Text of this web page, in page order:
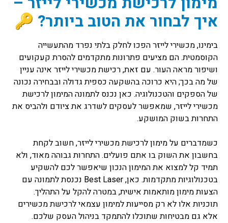
איך לבחור את הטוב ביותר? 🔑
בימינו, מכשירי לייזר הפכו לחלק בלתי נפרד מהתעשייה
הקוסמטית. הם מציעים פתרונות מתקדמים להסרת קעקועים
ושיפור מראה העור. עם זאת, רכישת מכשירי לייזר אינה עניין
של מה בכך; היא כרוכה בהשקעה כספית גדולה ובבחירה נכונה
של הספקים והטכנולוגיה. כאן נכנס לתמונה המימון לרכישת
מכשירי לייזר, שמאפשר לעסקים לשדרג את ציודם ולהביס את
התחרות בשוק המושקע.
כשמדברים על מימון לרכישת מכשירי לייזר, חשוב לקחת
בחשבון את השוק בו אתם פועלים. התחרות גבוהה מאוד, ולא
תמיד קל למצוא את המימון הנכון שיאפשר לכם להשקיע
בטכנולוגיות מתקדמות. כאן, Best Laser נכנסת לתמונה עם
הצעות מימון מותאמות אישית, במטרה להקל על התהליך.
תוכניות אלו לא רק מסייעות למימון עצמאי לרכישת מכשירים
אלא גם מבטיחות שתוכלו להתמקד בניהול העסק שלכם.